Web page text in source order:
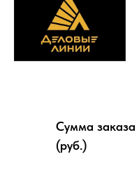
Сумма заказа
(руб.)